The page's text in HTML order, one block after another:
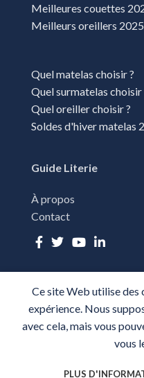
Meilleures couettes
Meilleurs oreillers 2025
Quel matelas choisir ?
Quel surmatelas choisir
Quel oreiller choisir ?
Soldes d'hiver matelas
Guide Literie
À propos
Contact
MENTIONS LÉGALES -CGU-
Ce site Web utilise
expérience. Nous
avec cela, mais vous
vous
PLUS